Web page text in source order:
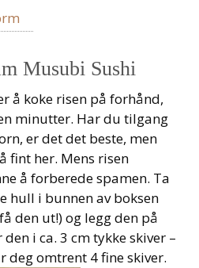
Musubi Sushi
å koke risen på forhånd,
minutter. Har du tilgang
er det det beste, men
fint her. Mens risen
å forberede spamen. Ta
hull i bunnen av boksen
den ut!) og legg den på
i ca. 3 cm tykke skiver –
deg omtrent 4 fine skiver.